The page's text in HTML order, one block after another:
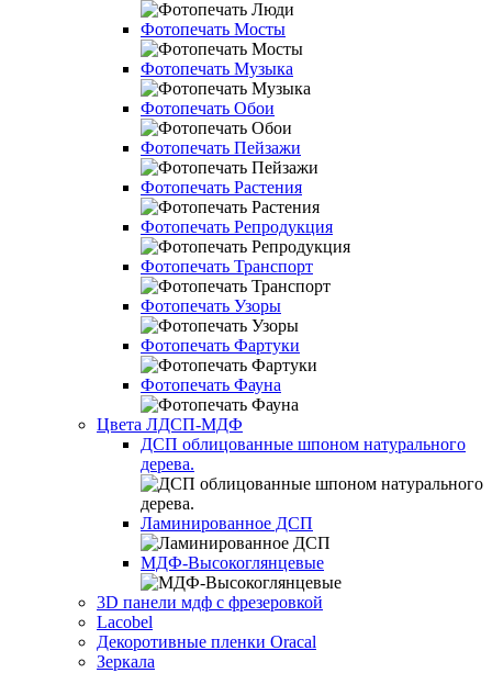
Фотопечать Мосты
Фотопечать Музыка
Фотопечать Обои
Фотопечать Пейзажи
Фотопечать Растения
Фотопечать Репродукция
Фотопечать Транспорт
Фотопечать Узоры
Фотопечать Фартуки
Фотопечать Фауна
Цвета ЛДСП-МДФ
ДСП облицованные шпоном натурального
дерева.
Ламинированное ДСП
МДФ-Высокоглянцевые
3D панели мдф с фрезеровкой
Lacobel
Декоротивные пленки Oracal
Зеркала